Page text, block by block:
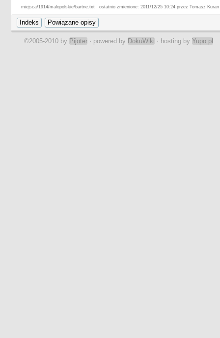
miejsca/1914/malopolskie/bartne.txt · ostatnio zmienione: 2011/12/25 10:24 przez Tomasz Kuran
©2005-2010 by Pijoter · powered by DokuWiki · hosting by Yupo.pl